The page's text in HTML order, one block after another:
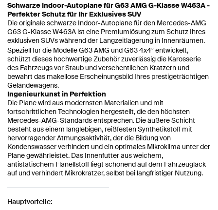
Schwarze Indoor-Autoplane für G63 AMG G-Klasse W463A -
Perfekter Schutz für Ihr Exklusives SUV
Die originale schwarze Indoor-Autoplane für den Mercedes-AMG
G63 G-Klasse W463A ist eine Premiumlösung zum Schutz Ihres
exklusiven SUVs während der Langzeitlagerung in Innenräumen.
Speziell für die Modelle G63 AMG und G63 4x4² entwickelt,
schützt dieses hochwertige Zubehör zuverlässig die Karosserie
des Fahrzeugs vor Staub und versehentlichen Kratzern und
bewahrt das makellose Erscheinungsbild Ihres prestigeträchtigen
Geländewagens.
Ingenieurkunst in Perfektion
Die Plane wird aus modernsten Materialien und mit
fortschrittlichen Technologien hergestellt, die den höchsten
Mercedes-AMG-Standards entsprechen. Die äußere Schicht
besteht aus einem langlebigen, reißfesten Synthetikstoff mit
hervorragender Atmungsaktivität, der die Bildung von
Kondenswasser verhindert und ein optimales Mikroklima unter der
Plane gewährleistet. Das Innenfutter aus weichem,
antistatischem Flanellstoff liegt schonend auf dem Fahrzeuglack
auf und verhindert Mikrokratzer, selbst bei langfristiger Nutzung.
Hauptvorteile: